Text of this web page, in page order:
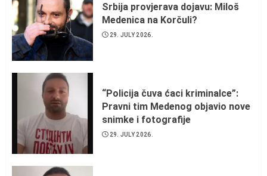
Srbija provjerava dojavu: Miloš
Medenica na Korčuli?
29. JULY 2026.
“Policija čuva ćaci kriminalce”:
Pravni tim Medenog objavio nove
snimke i fotografije
29. JULY 2026.